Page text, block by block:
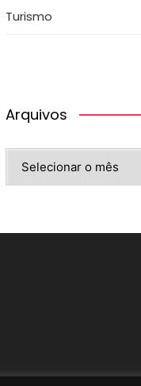
Turismo
Arquivos